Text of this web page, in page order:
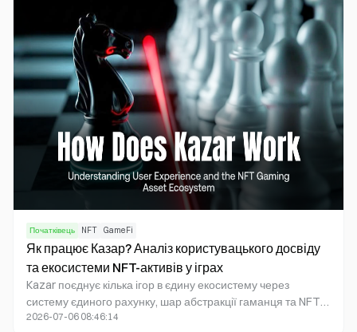
Початківець NFT GameFi
Як працює Казар? Аналіз користувацького досвіду
та екосистеми NFT-активів у іграх
Kazar поєднує кілька ігор в єдину екосистему через
систему єдиного рахунку, шар абстракції гаманця та NFT-
маркетплейс, даючи змогу користувачам зберігати право
2026-07-06 08:46:14